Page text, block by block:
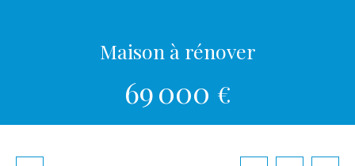
Maison à rénover
69 000 €